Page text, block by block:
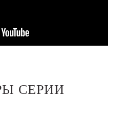
СЕРИИ